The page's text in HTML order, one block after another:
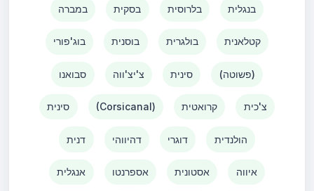
במברה בסקית בלרוסית בנגלית
בוג'פורי בוסנית בולגרית קטלאנית
סבואנו צ'יצ'ווה סינית (פשוטה)
סינית (Corsicanal) קרואטית צ'כית
דנית דהיווהי דוגרי הולנדית
אנגלית אספרנטו אסטונית איווה